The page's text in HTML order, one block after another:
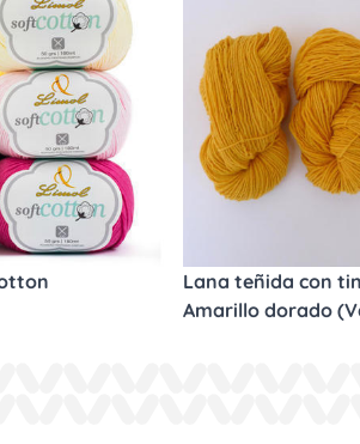
Lana teñida con
Amarillo dorado